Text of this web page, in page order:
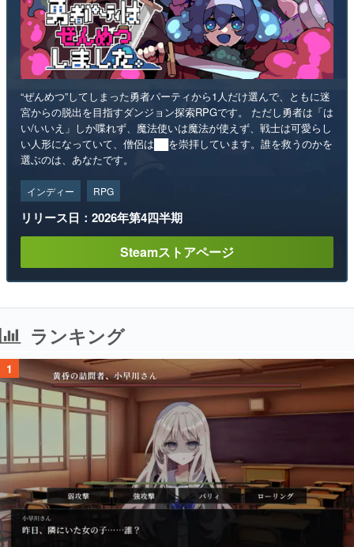
“ぜんめつ”してしまった勇者パーティから1人だけ選んで、ともに迷
宮からの脱出を目指すダンジョン探索RPGです。 ただし勇者は「は
い/いいえ」しか喋れず、魔法使いは魔法が使えず、戦士は可愛らし
い人形になっていて、僧侶は██を崇拝しています。誰を救うのかを
選ぶのは、あなたです。
インディー RPG
リリース日：2026年第4四半期
Steamストアページ
ランキング
1